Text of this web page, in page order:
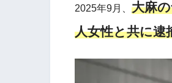
2025年9月、 大麻
人女性と共に逮